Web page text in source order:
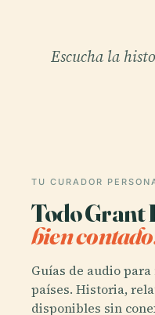
Escucha la
TU CURADOR
Todo Grant
bien
Guías de audio para
países. Historia,
disponibles sin